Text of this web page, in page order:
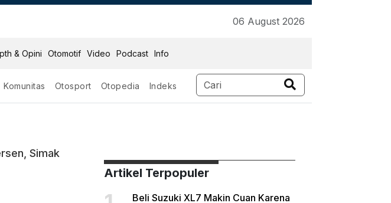
06 August 2026
& Opini Otomotif Video Podcast Info
Komunitas Otosport Otopedia Indeks
Simak
Artikel Terpopuler
Beli Suzuki XL7 Makin Cuan Karena